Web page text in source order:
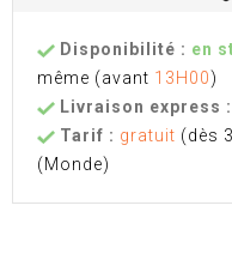
Disponibilité : en
même (avant 13H00)
Livraison express :
Tarif : gratuit (dès
(Monde)